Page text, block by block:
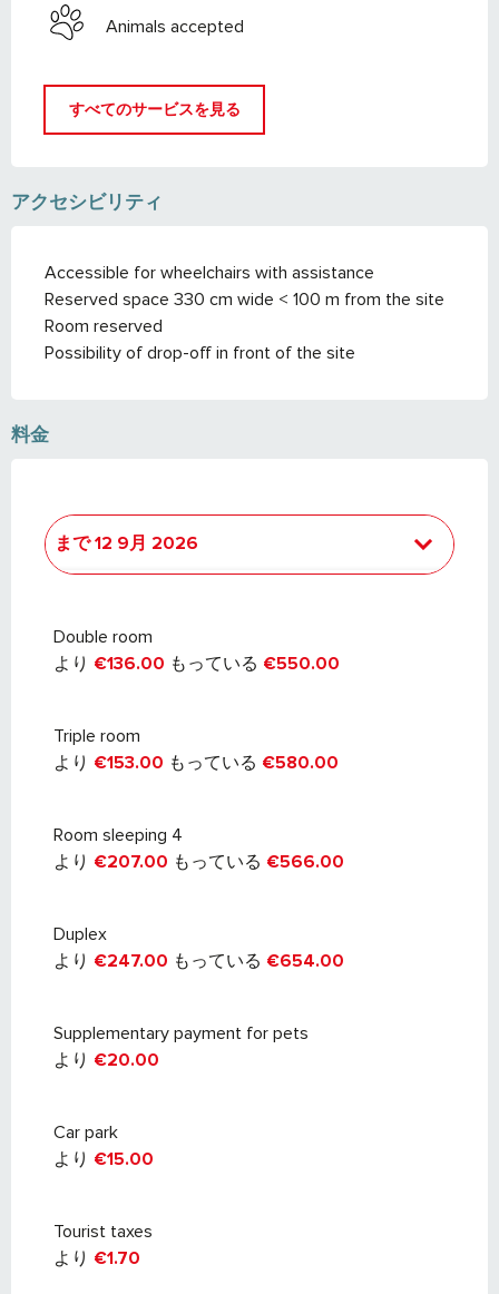
Animals accepted
すべてのサービスを見る
アクセシビリティ
Accessible for wheelchairs with assistance
Reserved space 330 cm wide < 100 m from the site
Room reserved
Possibility of drop-off in front of the site
料金
まで12 9月 2026
Double room
より €136.00 もっている €550.00
Triple room
より €153.00 もっている €580.00
Room sleeping 4
より €207.00 もっている €566.00
Duplex
より €247.00 もっている €654.00
Supplementary payment for pets
より €20.00
Car park
より €15.00
Tourist taxes
より €1.70